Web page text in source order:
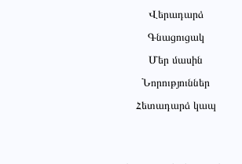
Վերադարձ
Գնացուցակ
Մեր մասին
Նորություններ
Հետադարձ կապ